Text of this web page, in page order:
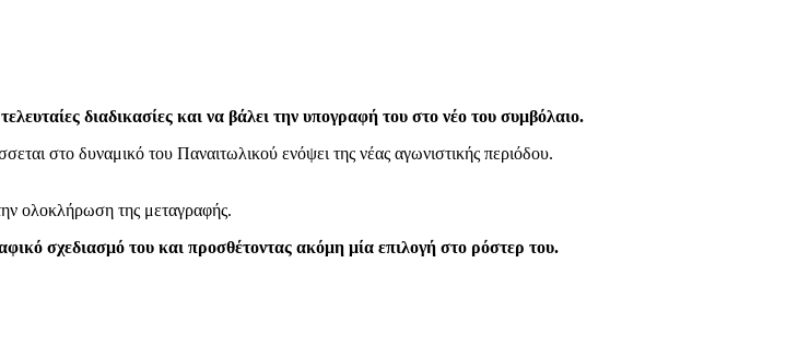
διαδικασίες και να βάλει την υπογραφή του στο νέο του συμβόλαιο.
στο δυναμικό του Παναιτωλικού ενόψει της νέας αγωνιστικής περιόδου.
ολοκλήρωση της μεταγραφής.
σχεδιασμό του και προσθέτοντας ακόμη μία επιλογή στο ρόστερ του.